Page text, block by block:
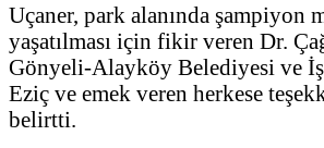
Uçaner, park alanında şampiyon
yaşatılması için fikir veren Dr.
Gönyeli-Alayköy Belediyesi ve İş
Eziç ve emek veren herkese
belirtti.